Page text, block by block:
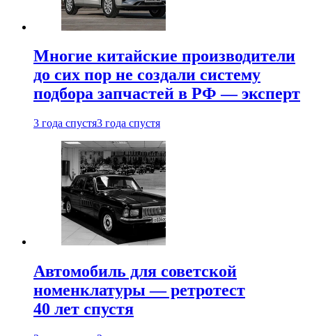
Многие китайские производители
до сих пор не создали систему
подбора запчастей в РФ — эксперт
3 года спустя3 года спустя
Автомобиль для советской
номенклатуры — ретротест
40 лет спустя